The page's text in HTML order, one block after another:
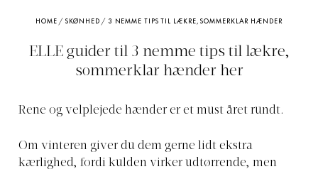
HOME / SKØNHED / 3 NEMME TIPS TIL LÆKRE, SOMMERKLAR HÆNDER
ELLE guider til 3 nemme tips til lækre,
sommerklar hænder her
Rene og velplejede hænder er et must året rundt.
Om vinteren giver du dem gerne lidt ekstra
kærlighed, fordi kulden virker udtørrende, men